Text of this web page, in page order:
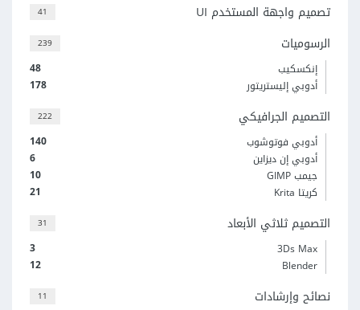
41 تصميم واجهة المستخدم UI
239 الرسوميات
48
إنكسكيب
178
أدوبي إليستريتور
222 التصميم الجرافيكي
140
أدوبي فوتوشوب
6
أدوبي إن ديزاين
10
جيمب GIMP
21
كريتا Krita
31 التصميم ثلاثي الأبعاد
3
3Ds Max
12
Blender
11 نصائح وإرشادات